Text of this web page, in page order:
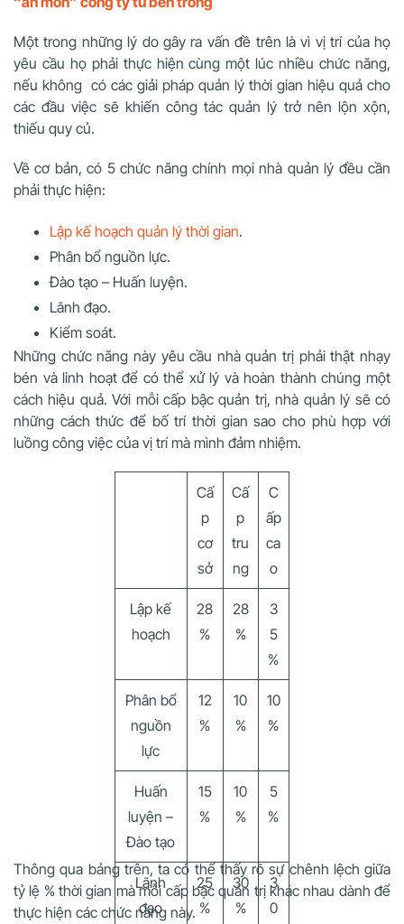
Một trong những lý do gây ra vấn đề trên là vì vị trí của họ
yêu cầu họ phải thực hiện cùng một lúc nhiều chức năng,
nếu không có các giải pháp quản lý thời gian hiệu quả cho
các đầu việc sẽ khiến công tác quản lý trở nên lộn xộn,
thiếu quy củ.
Về cơ bản, có 5 chức năng chính mọi nhà quản lý đều cần
phải thực hiện:
Lập kế hoạch quản lý thời gian.
Phân bổ nguồn lực.
Đào tạo – Huấn luyện.
Lãnh đạo.
Kiểm soát.
Những chức năng này yêu cầu nhà quản trị phải thật nhạy
bén và linh hoạt để có thể xử lý và hoàn thành chúng một
cách hiệu quả. Với mỗi cấp bậc quản trị, nhà quản lý sẽ có
những cách thức để bố trí thời gian sao cho phù hợp với
luồng công việc của vị trí mà mình đảm nhiệm.
Cấ
p
cơ
sở
Cấ
p
tru
ng
C
ấp
ca
o
Lập kế
hoạch
28
%
28
%
3
5
%
Phân bổ
nguồn
lực
12
%
10
%
10
%
Huấn
luyện –
Đào tạo
15
%
10
%
5
%
Lãnh
đạo
25
%
30
%
3
0
Thông qua bảng trên, ta có thể thấy rõ sự chênh lệch giữa
tỷ lệ % thời gian mà mỗi cấp bậc quản trị khác nhau dành để
thực hiện các chức năng này.